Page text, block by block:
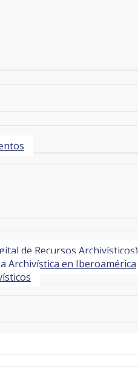
de Recursos Archivísticos)
Archivística en Iberoamérica